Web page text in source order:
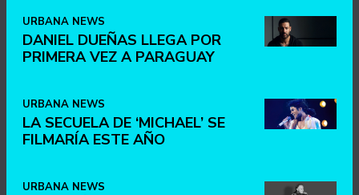
URBANA NEWS
DANIEL DUEÑAS LLEGA POR
PRIMERA VEZ A PARAGUAY
URBANA NEWS
LA SECUELA DE ‘MICHAEL’ SE
FILMARÍA ESTE AÑO
URBANA NEWS